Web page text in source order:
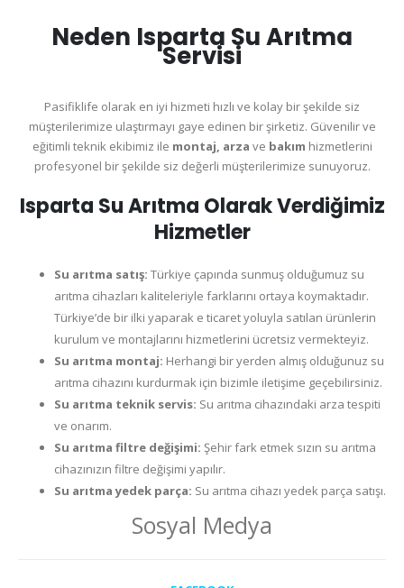
Neden Isparta Su Arıtma
Servisi
Pasifiklife olarak en iyi hizmeti hızlı ve kolay bir şekilde siz
müşterilerimize ulaştırmayı gaye edinen bir şirketiz. Güvenilir ve
eğitimli teknik ekibimiz ile montaj, arza ve bakım hizmetlerini
profesyonel bir şekilde siz değerli müşterilerimize sunuyoruz.
Isparta Su Arıtma Olarak Verdiğimiz
Hizmetler
Su arıtma satış: Türkiye çapında sunmuş olduğumuz su
arıtma cihazları kaliteleriyle farklarını ortaya koymaktadır.
Türkiye’de bir ilki yaparak e ticaret yoluyla satılan ürünlerin
kurulum ve montajlarını hizmetlerini ücretsiz vermekteyiz.
Su arıtma montaj: Herhangi bir yerden almış olduğunuz su
arıtma cihazını kurdurmak için bizimle iletişime geçebilirsiniz.
Su arıtma teknik servis: Su arıtma cihazındaki arza tespiti
ve onarım.
Su arıtma filtre değişimi: Şehir fark etmek sızın su arıtma
cihazınızın filtre değişimi yapılır.
Su arıtma yedek parça: Su arıtma cihazı yedek parça satışı.
Sosyal Medya